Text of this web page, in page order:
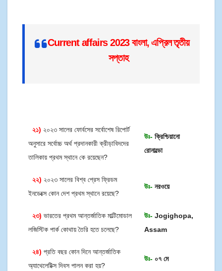
Current affairs 2023 বাংলা, এপ্রিল তৃতীয়
সপ্তাহ
২১) ২০২৩ সালের ফোর্বসের সর্বোশেষ রিপোর্ট
অনুসারে সর্বোচ্চ অর্থ প্রদানকারী ক্রীড়াবিদদের
তালিকায় প্রথম স্থানে কে রয়েছেন?
উঃ- ক্রিশ্চিয়ানো
রোনাল্ডো
২২) ২০২৩ সালের বিশ্ব প্রেস ফ্রিডম
ইনডেক্সে কোন দেশ প্রথম স্থানে রয়েছে?
উঃ- নরওয়ে
২৩) ভারতের প্রথম আন্তর্জাতিক মাল্টিমোডাল
লজিস্টিক পার্ক কোথায় তৈরি হতে চলেছে?
উঃ- Jogighopa,
Assam
২৪) প্রতি বছর কোন দিনে আন্তর্জাতিক
অ্যাথেলেটিক্স দিবস পালন করা হয়?
উঃ- ০৭ মে